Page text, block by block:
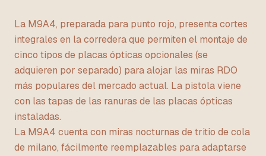
La M9A4, preparada para punto rojo, presenta cortes
integrales en la corredera que permiten el montaje de
cinco tipos de placas ópticas opcionales (se
adquieren por separado) para alojar las miras RDO
más populares del mercado actual. La pistola viene
con las tapas de las ranuras de las placas ópticas
instaladas.
La M9A4 cuenta con miras nocturnas de tritio de cola
de milano, fácilmente reemplazables para adaptarse